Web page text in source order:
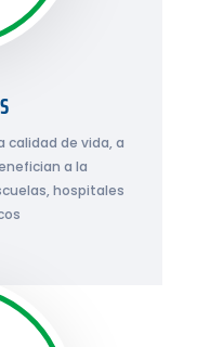
calidad de vida, a
a la
hospitales